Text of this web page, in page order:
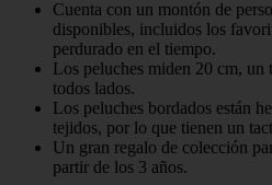
Cuenta con un montón de
disponibles, incluidos los
perdurado en el tiempo.
Los peluches miden 20 cm, un
todos lados.
Los peluches bordados están
tejidos, por lo que tienen un
Un gran regalo de colección
partir de los 3 años.